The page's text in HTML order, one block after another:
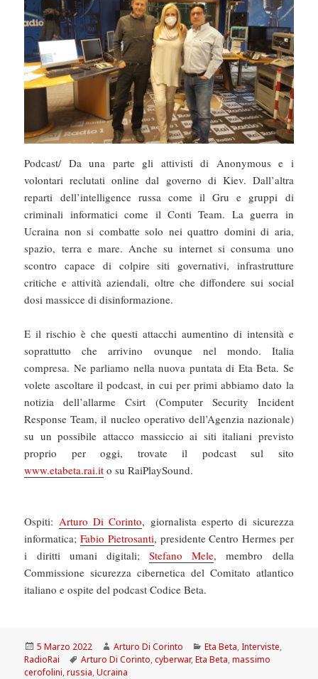
Podcast/ Da una parte gli attivisti di Anonymous e i
volontari reclutati online dal governo di Kiev. Dall’altra
reparti dell’intelligence russa come il Gru e gruppi di
criminali informatici come il Conti Team. La guerra in
Ucraina non si combatte solo nei quattro domini di aria,
spazio, terra e mare. Anche su internet si consuma uno
scontro capace di colpire siti governativi, infrastrutture
critiche e attività aziendali, oltre che diffondere sui social
dosi massicce di disinformazione.
E il rischio è che questi attacchi aumentino di intensità e
soprattutto che arrivino ovunque nel mondo. Italia
compresa. Ne parliamo nella nuova puntata di Eta Beta. Se
volete ascoltare il podcast, in cui per primi abbiamo dato la
notizia dell’allarme Csirt (Computer Security Incident
Response Team, il nucleo operativo dell’Agenzia nazionale)
su un possibile attacco massiccio ai siti italiani previsto
proprio per oggi, trovate il podcast sul sito
www.etabeta.rai.it o su RaiPlaySound.
Ospiti: Arturo Di Corinto, giornalista esperto di sicurezza
informatica;Fabio Pietrosanti, presidente Centro Hermes per
i diritti umani digitali;Stefano Mele, membro della
Commissione sicurezza cibernetica del Comitato atlantico
italiano e ospite del podcast Codice Beta.
Scritto
il
5 Marzo 2022 Autore
Arturo Di Corinto Categorie
Eta Beta,Interviste,
RadioRai
Tag
Arturo Di Corinto,cyberwar,Eta Beta,massimo
cerofolini,russia,Ucraina